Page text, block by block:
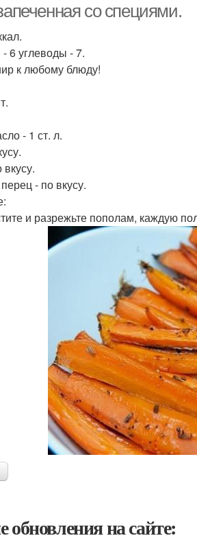
со специями.
6 углеводы - 7.
к любому блюду!
- 1 ст. л.
- по вкусу.
и разрежьте пополам, каждую
обновления на сайте: